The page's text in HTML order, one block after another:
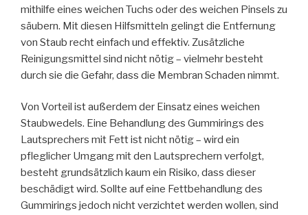
mithilfe eines weichen Tuchs oder des weichen Pinsels zu
säubern. Mit diesen Hilfsmitteln gelingt die Entfernung
von Staub recht einfach und effektiv. Zusätzliche
Reinigungsmittel sind nicht nötig – vielmehr besteht
durch sie die Gefahr, dass die Membran Schaden nimmt.
Von Vorteil ist außerdem der Einsatz eines weichen
Staubwedels. Eine Behandlung des Gummirings des
Lautsprechers mit Fett ist nicht nötig – wird ein
pfleglicher Umgang mit den Lautsprechern verfolgt,
besteht grundsätzlich kaum ein Risiko, dass dieser
beschädigt wird. Sollte auf eine Fettbehandlung des
Gummirings jedoch nicht verzichtet werden wollen, sind